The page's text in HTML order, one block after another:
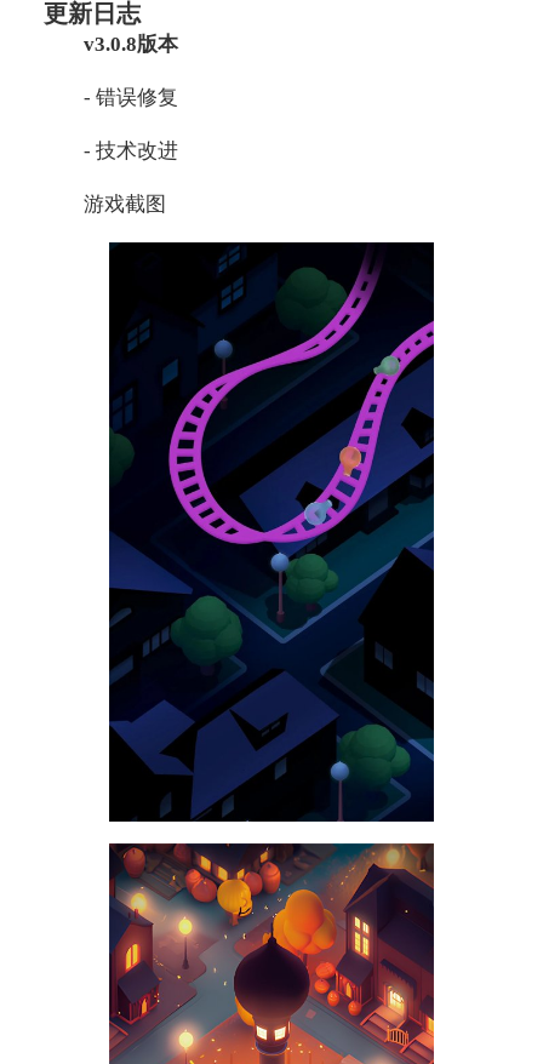
更新日志
v3.0.8版本
- 错误修复
- 技术改进
游戏截图